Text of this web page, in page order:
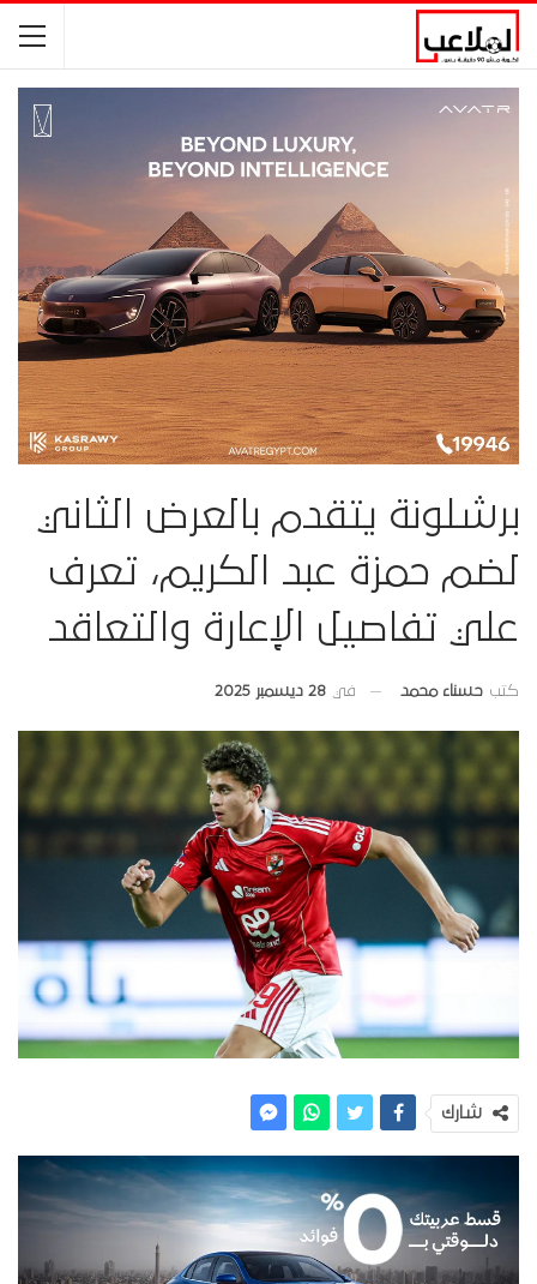
برشلونة يتقدم بالعرض الثاني
لضم حمزة عبد الكريم، تعرف
علي تفاصيل الإعارة والتعاقد
كتب حسناء محمد في 28 ديسمبر 2025
شارك